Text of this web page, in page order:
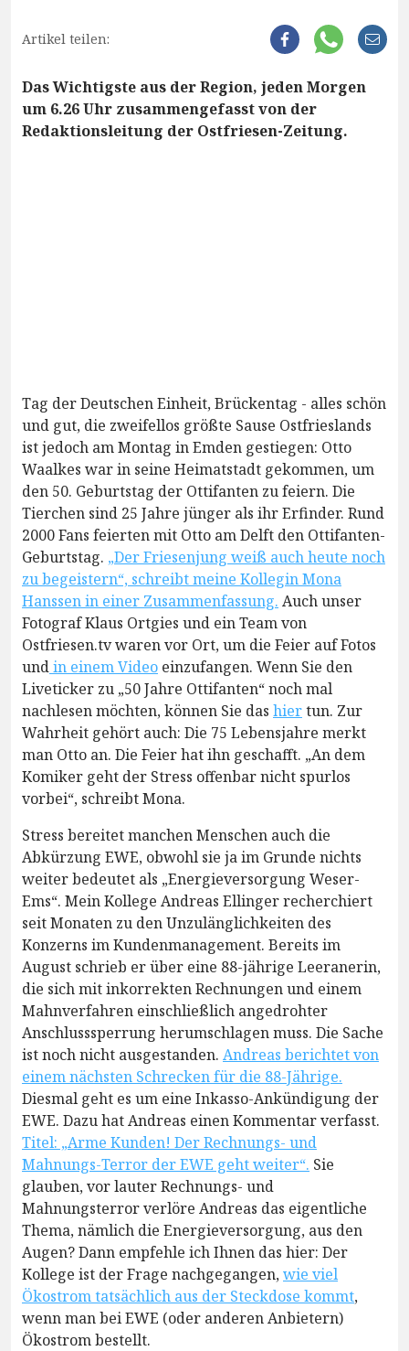
Artikel teilen:
Das Wichtigste aus der Region, jeden Morgen
um 6.26 Uhr zusammengefasst von der
Redaktionsleitung der Ostfriesen-Zeitung.
Tag der Deutschen Einheit, Brückentag - alles schön
und gut, die zweifellos größte Sause Ostfrieslands
ist jedoch am Montag in Emden gestiegen: Otto
Waalkes war in seine Heimatstadt gekommen, um
den 50. Geburtstag der Ottifanten zu feiern. Die
Tierchen sind 25 Jahre jünger als ihr Erfinder. Rund
2000 Fans feierten mit Otto am Delft den Ottifanten-
Geburtstag. „Der Friesenjung weiß auch heute noch
zu begeistern“, schreibt meine Kollegin Mona
Hanssen in einer Zusammenfassung. Auch unser
Fotograf Klaus Ortgies und ein Team von
Ostfriesen.tv waren vor Ort, um die Feier auf Fotos
undin einem Video einzufangen. Wenn Sie den
Liveticker zu „50 Jahre Ottifanten“ noch mal
nachlesen möchten, können Sie das hiertun. Zur
Wahrheit gehört auch: Die 75 Lebensjahre merkt
man Otto an. Die Feier hat ihn geschafft. „An dem
Komiker geht der Stress offenbar nicht spurlos
vorbei“, schreibt Mona.
Stress bereitet manchen Menschen auch die
Abkürzung EWE, obwohl sie ja im Grunde nichts
weiter bedeutet als „Energieversorgung Weser-
Ems“. Mein Kollege Andreas Ellinger recherchiert
seit Monaten zu den Unzulänglichkeiten des
Konzerns im Kundenmanagement. Bereits im
August schrieb er über eine 88-jährige Leeranerin,
die sich mit inkorrekten Rechnungen und einem
Mahnverfahren einschließlich angedrohter
Anschlusssperrung herumschlagen muss. Die Sache
ist noch nicht ausgestanden. Andreas berichtet von
einem nächsten Schrecken für die 88-Jährige.
Diesmal geht es um eine Inkasso-Ankündigung der
EWE. Dazu hat Andreas einen Kommentar verfasst.
Titel: „Arme Kunden! Der Rechnungs- und
Mahnungs-Terror der EWE geht weiter“. Sie
glauben, vor lauter Rechnungs- und
Mahnungsterror verlöre Andreas das eigentliche
Thema, nämlich die Energieversorgung, aus den
Augen? Dann empfehle ich Ihnen das hier: Der
Kollege ist der Frage nachgegangen,wie viel
Ökostrom tatsächlich aus der Steckdose kommt,
wenn man bei EWE (oder anderen Anbietern)
Ökostrom bestellt.